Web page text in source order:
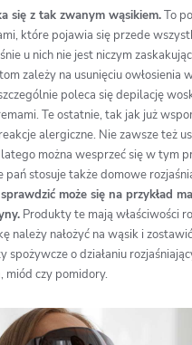
się z tak zwanym wąsikiem.To
które pojawia się przede
u nich nie jest niczym
zależy na usunięciu owłosienia
poleca się depilację
Te ostatnie, tak jak już
alergiczne. Nie zawsze też
można wesprzeć się w tym
stosuje także domowe
może się na przykład
Produkty te mają właściwości
należy nałożyć na wąsik i
spożywcze o działaniu
miód czy pomidory.